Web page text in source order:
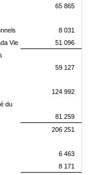
65 865
8 031
Vie
51 096
59 127
124 992
du
81 259
206 251
6 463
8 171